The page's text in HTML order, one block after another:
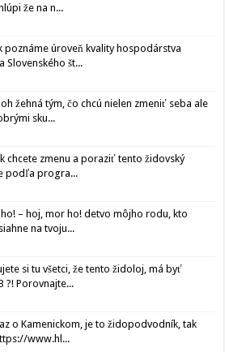
že na n...
poznáme úroveň kvality hospodárstva
Slovenského št...
žehná tým, čo chcú nielen zmeniť seba ale
sku...
chcete zmenu a poraziť tento židovský
podľa progra...
– hoj, mor ho! detvo môjho rodu, kto
na tvoju...
si tu všetci, že tento židoloj, má byť
?! Porovnajte...
o Kamenickom, je to židopodvodník, tak
www.hl...